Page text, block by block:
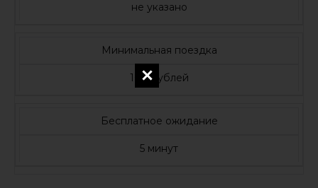
не указано
Минимальная поездка
100 рублей
Бесплатное ожидание
5 минут